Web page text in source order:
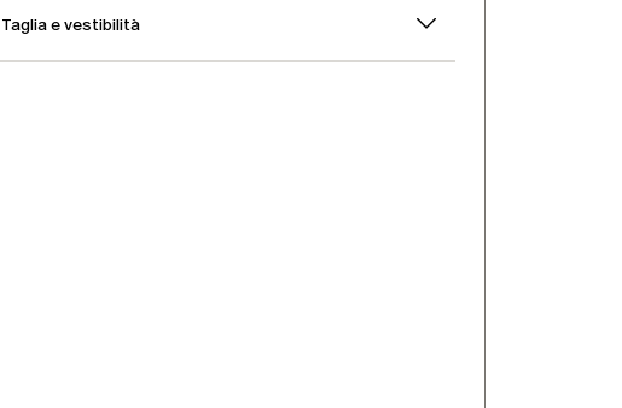
Taglia e vestibilità